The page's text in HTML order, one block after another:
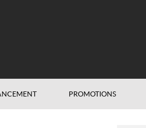
PROMOTIONS